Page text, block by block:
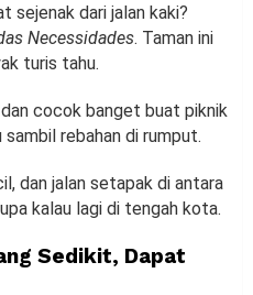
sejenak dari jalan kaki?
Necessidades. Taman ini
turis tahu.
cocok banget buat piknik
rebahan di rumput.
dan jalan setapak di antara
kalau lagi di tengah kota.
Sedikit, Dapat